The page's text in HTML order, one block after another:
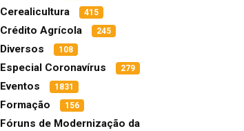
Cerealicultura 415
Crédito Agrícola 245
Diversos 108
Especial Coronavírus 279
Eventos 1831
Formação 156
Fóruns de Modernização da